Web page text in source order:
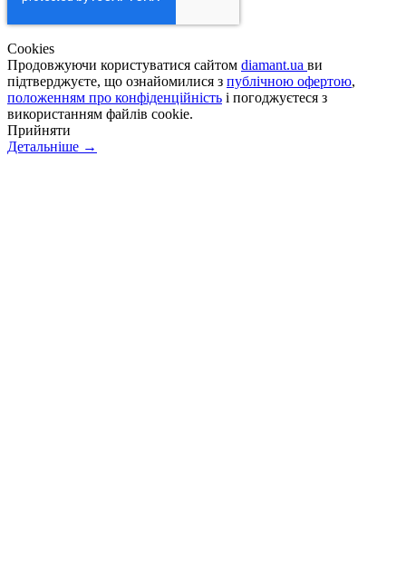
Сookies
Продовжуючи користуватися сайтом diamant.ua ви
підтверджуєте, що ознайомилися з публічною офертою,
положенням про конфіденційність і погоджуєтеся з
використанням файлів cookie.
Прийняти
Детальніше →